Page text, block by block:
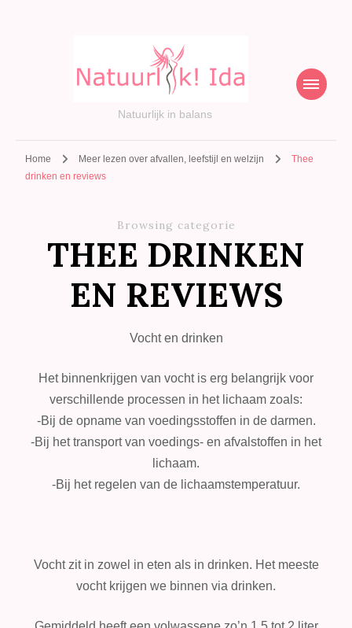
Natuurlijk in balans
Home Meer lezen over afvallen, leefstijl en welzijn
Thee
drinken en reviews
Browsing categorie
THEE DRINKEN
EN REVIEWS
Vocht en drinken
Het binnenkrijgen van vocht is erg belangrijk voor
verschillende processen in het lichaam zoals:
-Bij de opname van voedingsstoffen in de darmen.
-Bij het transport van voedings- en afvalstoffen in het
lichaam.
-Bij het regelen van de lichaamstemperatuur.
Vocht zit in zowel in eten als in drinken. Het meeste
vocht krijgen we binnen via drinken.